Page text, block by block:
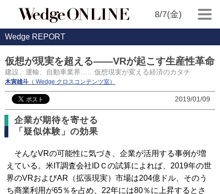
8/7(金)
Wedge REPORT
仮想が現実を超える――VRが起こす生産性革命
建設、運輸、自動車業界……仮想現実が変える経済のカタチ
木寅雄斗 （ Wedge クロスコンテンツ室）
2019/01/09
企業が期待を寄せる
「疑似体験」の効果
そんなVRの可能性に気づき、企業が活用する事例が増
えている。米IT調査会社IDＣの試算によれば、2019年の世
界のVRおよびAR（拡張現実）市場は204億ドル、そのう
ち商業利用が65％を占め、22年には80％に上昇するとさ